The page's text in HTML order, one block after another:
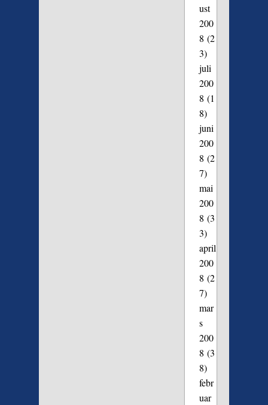
ust
200
8 (2
3)
juli
200
8 (1
8)
juni
200
8 (2
7)
mai
200
8 (3
3)
april
200
8 (2
7)
mar
s
200
8 (3
8)
febr
uar